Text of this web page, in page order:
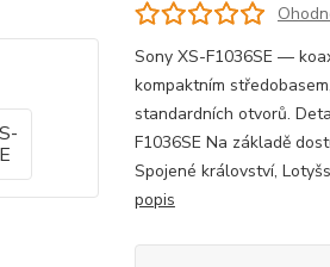
Sony XS-F1036SE —
kompaktním
standardních otvorů.
F1036SE Na základě
Spojené království,
popis